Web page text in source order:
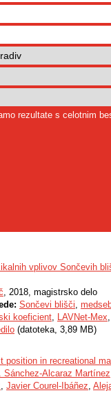
rezultate s celotnim
vplivov Sončevih
, 2018, magistrsko delo
Sončevi blišči,
koeficient, LAVNet-Mex
(datoteka, 3,89 MB)
position in recreational
Sánchez-Alcaraz Martínez
, Javier Courel-Ibáñez,